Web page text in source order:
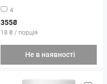
4
355₴
18 ₴ / порція
Не в наявності